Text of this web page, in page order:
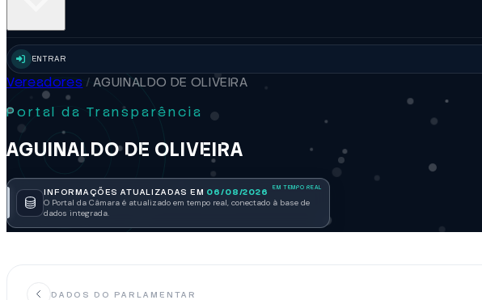
ENTRAR
Vereadores / AGUINALDO DE OLIVEIRA
Portal da Transparência
AGUINALDO DE OLIVEIRA
INFORMAÇÕES ATUALIZADAS EM 06/08/2026
O Portal da Câmara é atualizado em tempo real, conectado à base de
dados integrada.
DADOS DO PARLAMENTAR